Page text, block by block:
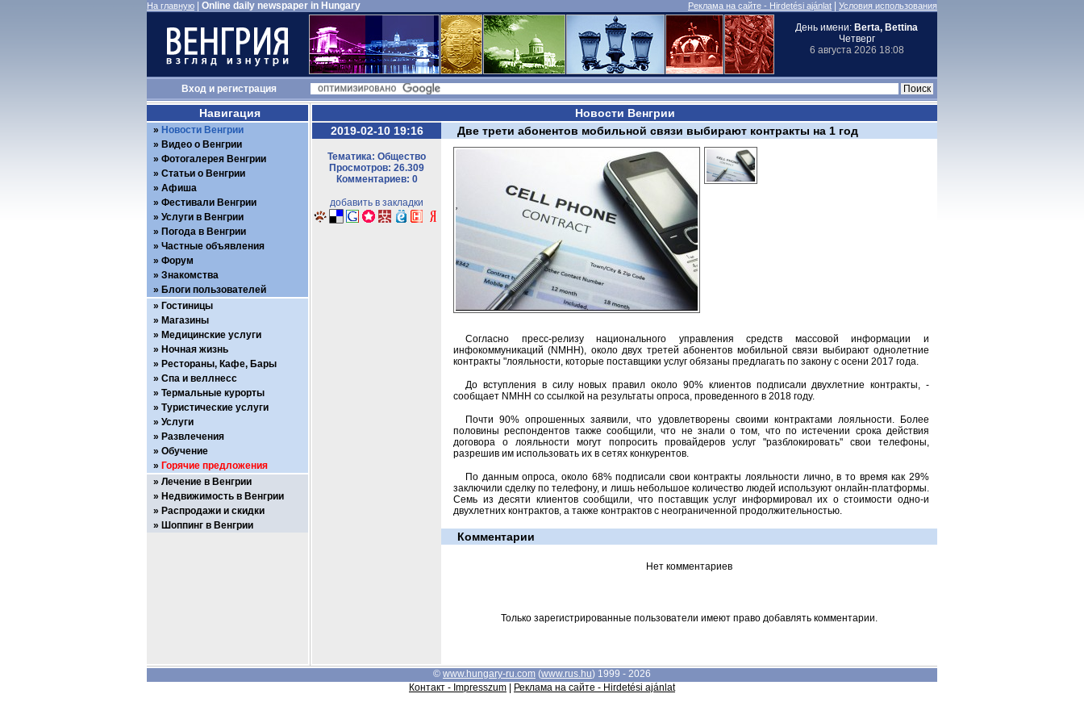
На главную Online daily newspaper in Hungary Реклама на сайте - Hirdetési ajánlat Условия использования
День имени: Berta, Bettina
Четверг
6 августа 2026 18:08
Входи регистрация
Новости Венгрии
2019-02-10 19:16
Тематика: Общество
Просмотров: 26.309
Комментариев: 0
добавить в закладки
Две трети абонентов мобильной связи выбирают контракты на 1 год
Согласно пресс-релизу национального управления средств массовой информации и
инфокоммуникаций (NMHH), около двух третей абонентов мобильной связи выбирают однолетние
контракты "лояльности, которые поставщики услуг обязаны предлагать по закону с осени 2017 года.
До вступления в силу новых правил около 90% клиентов подписали двухлетние контракты, -
сообщает NMHH со ссылкой на результаты опроса, проведенного в 2018 году.
Почти 90% опрошенных заявили, что удовлетворены своими контрактами лояльности. Более
половины респондентов также сообщили, что не знали о том, что по истечении срока действия
договора о лояльности могут попросить провайдеров услуг "разблокировать" свои телефоны,
разрешив им использовать их в сетях конкурентов.
По данным опроса, около 68% подписали свои контракты лояльности лично, в то время как 29%
заключили сделку по телефону, и лишь небольшое количество людей используют онлайн-платформы.
Семь из десяти клиентов сообщили, что поставщик услуг информировал их о стоимости одно-и
двухлетних контрактов, а также контрактов с неограниченной продолжительностью.
Комментарии
Нет комментариев
Только зарегистрированные пользователи имеют право добавлять комментарии.
Навигация
Новости Венгрии
Видео о Венгрии
Фотогалерея Венгрии
Статьи о Венгрии
Афиша
Фестивали Венгрии
Услуги в Венгрии
Погода в Венгрии
Частные объявления
Форум
Знакомства
Блоги пользователей
Гостиницы
Магазины
Медицинские услуги
Ночная жизнь
Рестораны, Кафе, Бары
Спа и веллнесс
Термальные курорты
Туристические услуги
Услуги
Развлечения
Обучение
Горячие предложения
Лечение в Венгрии
Недвижимость в Венгрии
Распродажи и скидки
Шоппинг в Венгрии
© www.hungary-ru.com (www.rus.hu) 1999 - 2026
Контакт - Impresszum
Реклама на сайте - Hirdetési ajánlat